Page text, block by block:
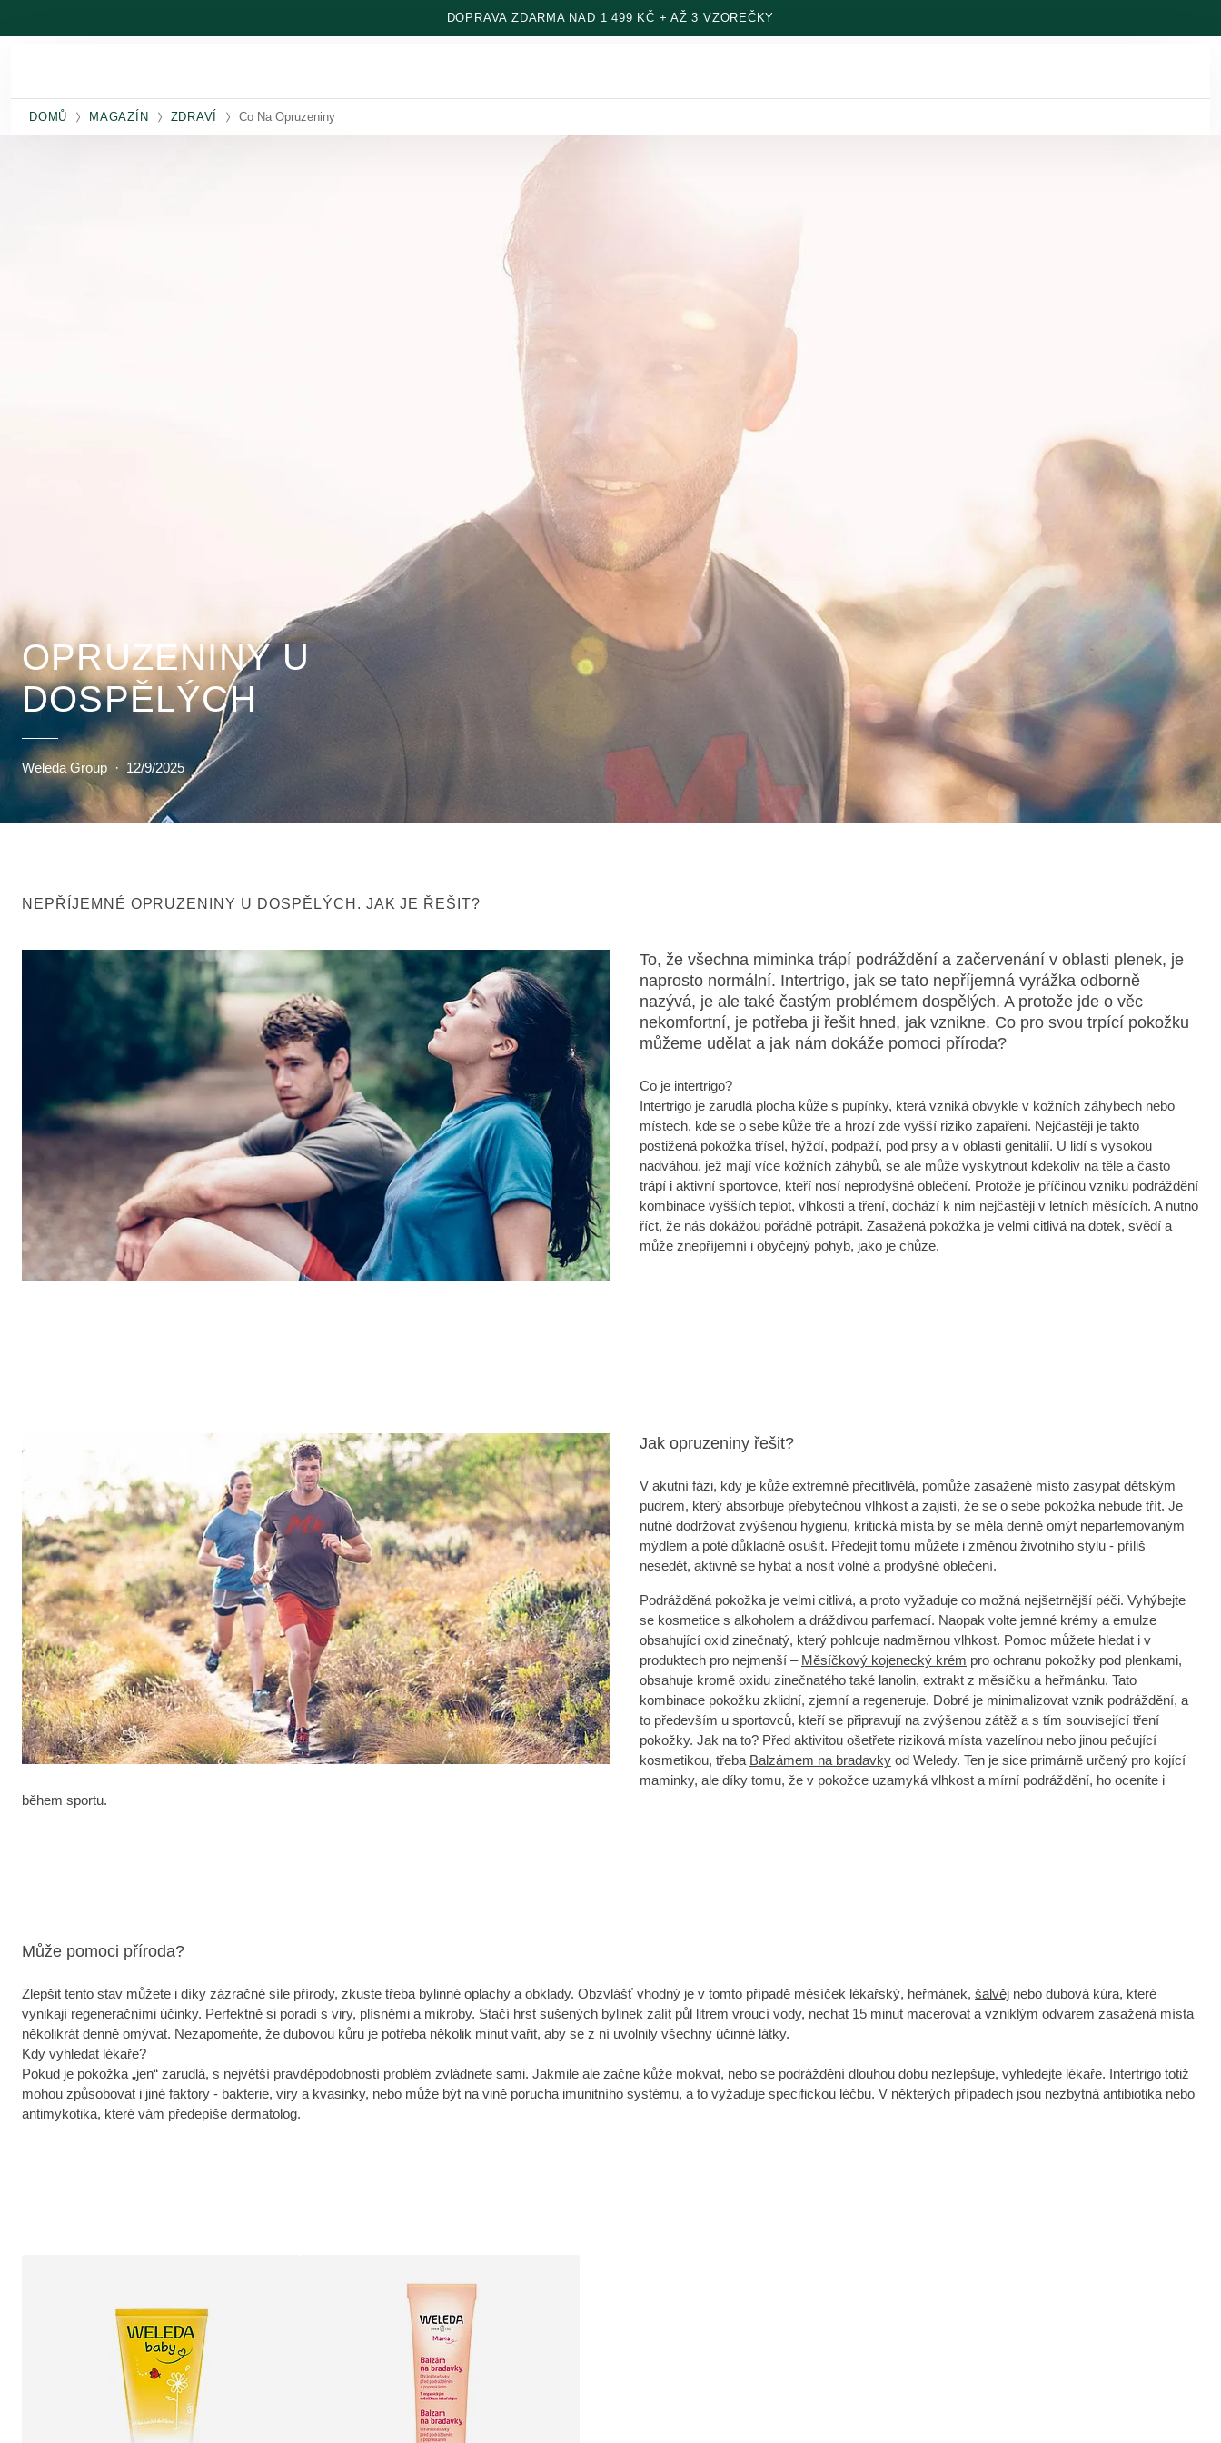
DOPRAVA ZDARMA NAD 1 499 KČ + AŽ 3 VZOREČKY
DOMŮ MAGAZÍN ZDRAVÍ Co Na Opruzeniny
OPRUZENINY U
DOSPĚLÝCH
Weleda Group · 12/9/2025
NEPŘÍJEMNÉ OPRUZENINY U DOSPĚLÝCH. JAK JE ŘEŠIT?
To, že všechna miminka trápí podráždění a začervenání v oblasti plenek, je
naprosto normální. Intertrigo, jak se tato nepříjemná vyrážka odborně
nazývá, je ale také častým problémem dospělých. A protože jde o věc
nekomfortní, je potřeba ji řešit hned, jak vznikne. Co pro svou trpící pokožku
můžeme udělat a jak nám dokáže pomoci příroda?
Co je intertrigo?
Intertrigo je zarudlá plocha kůže s pupínky, která vzniká obvykle v kožních záhybech nebo
místech, kde se o sebe kůže tře a hrozí zde vyšší riziko zapaření. Nejčastěji je takto
postižená pokožka třísel, hýždí, podpaží, pod prsy a v oblasti genitálií. U lidí s vysokou
nadváhou, jež mají více kožních záhybů, se ale může vyskytnout kdekoliv na těle a často
trápí i aktivní sportovce, kteří nosí neprodyšné oblečení. Protože je příčinou vzniku podráždění
kombinace vyšších teplot, vlhkosti a tření, dochází k nim nejčastěji v letních měsících. A nutno
říct, že nás dokážou pořádně potrápit. Zasažená pokožka je velmi citlivá na dotek, svědí a
může znepříjemní i obyčejný pohyb, jako je chůze.
Jak opruzeniny řešit?
V akutní fázi, kdy je kůže extrémně přecitlivělá, pomůže zasažené místo zasypat dětským
pudrem, který absorbuje přebytečnou vlhkost a zajistí, že se o sebe pokožka nebude třít. Je
nutné dodržovat zvýšenou hygienu, kritická místa by se měla denně omýt neparfemovaným
mýdlem a poté důkladně osušit. Předejít tomu můžete i změnou životního stylu - příliš
nesedět, aktivně se hýbat a nosit volné a prodyšné oblečení.
Podrážděná pokožka je velmi citlivá, a proto vyžaduje co možná nejšetrnější péči. Vyhýbejte
se kosmetice s alkoholem a dráždivou parfemací. Naopak volte jemné krémy a emulze
obsahující oxid zinečnatý, který pohlcuje nadměrnou vlhkost. Pomoc můžete hledat i v
produktech pro nejmenší – Měsíčkový kojenecký krém pro ochranu pokožky pod plenkami,
obsahuje kromě oxidu zinečnatého také lanolin, extrakt z měsíčku a heřmánku. Tato
kombinace pokožku zklidní, zjemní a regeneruje. Dobré je minimalizovat vznik podráždění, a
to především u sportovců, kteří se připravují na zvýšenou zátěž a s tím související tření
pokožky. Jak na to? Před aktivitou ošetřete riziková místa vazelínou nebo jinou pečující
kosmetikou, třeba Balzámem na bradavky od Weledy. Ten je sice primárně určený pro kojící
maminky, ale díky tomu, že v pokožce uzamyká vlhkost a mírní podráždění, ho oceníte i
během sportu.
Může pomoci příroda?
Zlepšit tento stav můžete i díky zázračné síle přírody, zkuste třeba bylinné oplachy a obklady. Obzvlášť vhodný je v tomto případě měsíček lékařský, heřmánek, šalvěj nebo dubová kúra, které
vynikají regeneračními účinky. Perfektně si poradí s viry, plísněmi a mikroby. Stačí hrst sušených bylinek zalít půl litrem vroucí vody, nechat 15 minut macerovat a vzniklým odvarem zasažená místa
několikrát denně omývat. Nezapomeňte, že dubovou kůru je potřeba několik minut vařit, aby se z ní uvolnily všechny účinné látky.
Kdy vyhledat lékaře?
Pokud je pokožka „jen“ zarudlá, s největší pravděpodobností problém zvládnete sami. Jakmile ale začne kůže mokvat, nebo se podráždění dlouhou dobu nezlepšuje, vyhledejte lékaře. Intertrigo totiž
mohou způsobovat i jiné faktory - bakterie, viry a kvasinky, nebo může být na vině porucha imunitního systému, a to vyžaduje specifickou léčbu. V některých případech jsou nezbytná antibiotika nebo
antimykotika, které vám předepíše dermatolog.